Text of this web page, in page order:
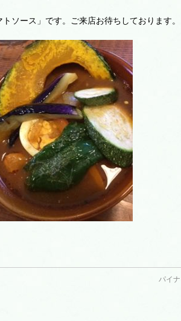
ソース」です。ご来店お待ちしております。
パイ